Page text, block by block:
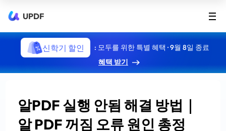
UPDF
신학기 할인
: 모두를 위한 특별 혜택 · 9월 8일 종료
혜택 받기
알PDF 실행 안됨 해결 방법｜
알 PDF 꺼짐 오류 원인 총정